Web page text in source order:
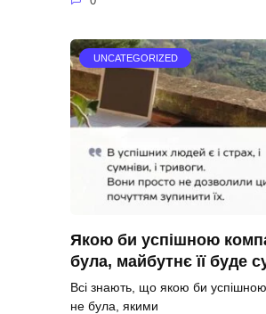
UNCATEGORIZED
Якою би успішною
була, майбутнє її буде
Всі знають, що якою би
не була, якими